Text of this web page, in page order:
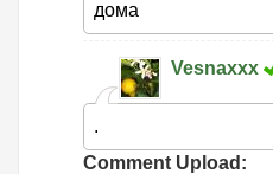
дома
Vesnaxxx
.
Comment Upload: